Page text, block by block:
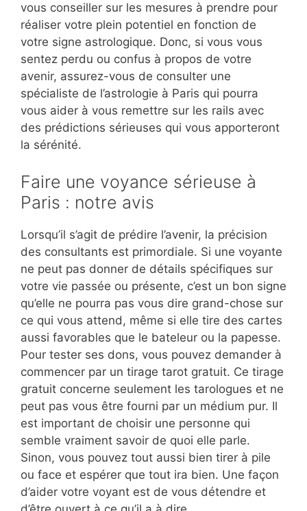
vous conseiller sur les mesures à prendre pour
réaliser votre plein potentiel en fonction de
votre signe astrologique. Donc, si vous vous
sentez perdu ou confus à propos de votre
avenir, assurez-vous de consulter une
spécialiste de l’astrologie à Paris qui pourra
vous aider à vous remettre sur les rails avec
des prédictions sérieuses qui vous apporteront
la sérénité.
Faire une voyance sérieuse à
Paris : notre avis
Lorsqu’il s’agit de prédire l’avenir, la précision
des consultants est primordiale. Si une voyante
ne peut pas donner de détails spécifiques sur
votre vie passée ou présente, c’est un bon signe
qu’elle ne pourra pas vous dire grand-chose sur
ce qui vous attend, même si elle tire des cartes
aussi favorables que le bateleur ou la papesse.
Pour tester ses dons, vous pouvez demander à
commencer par un tirage tarot gratuit. Ce tirage
gratuit concerne seulement les tarologues et ne
peut pas vous être fourni par un médium pur. Il
est important de choisir une personne qui
semble vraiment savoir de quoi elle parle.
Sinon, vous pouvez tout aussi bien tirer à pile
ou face et espérer que tout ira bien. Une façon
d’aider votre voyant est de vous détendre et